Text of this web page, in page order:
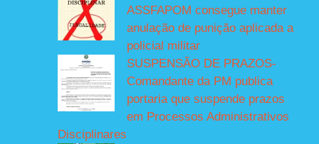
ASSFAPOM consegue manter
anulação de punição aplicada a
policial militar
SUSPENSÃO DE PRAZOS-
Comandante da PM publica
portaria que suspende prazos
em Processos Administrativos
Disciplinares